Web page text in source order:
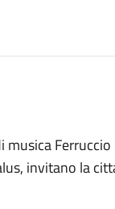
invitano la